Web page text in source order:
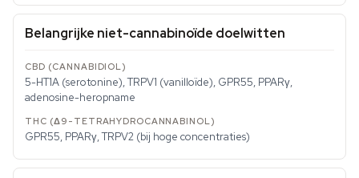
Belangrijke niet-cannabinoïde doelwitten
5-HT1A (serotonine), TRPV1 (vanilloïde), GPR55, PPARγ,
adenosine-heropname
GPR55, PPARγ, TRPV2 (bij hoge concentraties)